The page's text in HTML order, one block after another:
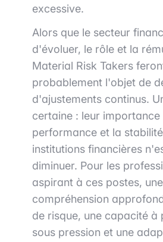
excessive.
Alors que le secteur
d'évoluer, le rôle et la
Material Risk Takers
probablement l'objet de
d'ajustements continus.
certaine : leur importance
performance et la
institutions financières
diminuer. Pour les
aspirant à ces postes, une
compréhension
de risque, une capacité à
sous pression et une